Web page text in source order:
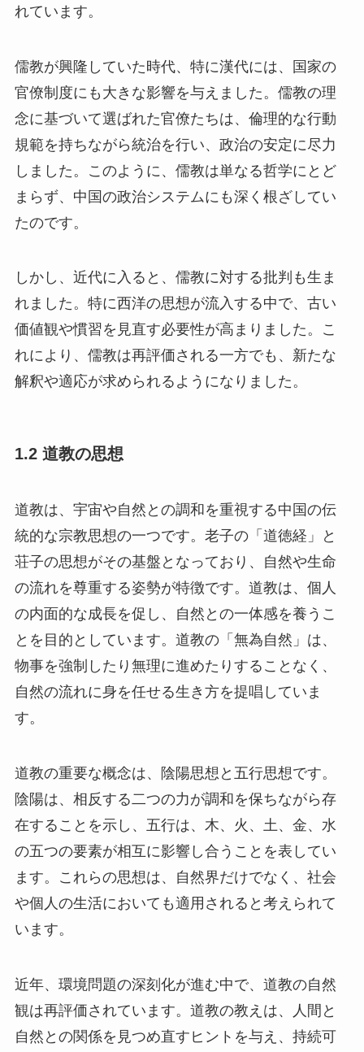
れています。
儒教が興隆していた時代、特に漢代には、国家の
官僚制度にも大きな影響を与えました。儒教の理
念に基づいて選ばれた官僚たちは、倫理的な行動
規範を持ちながら統治を行い、政治の安定に尽力
しました。このように、儒教は単なる哲学にとど
まらず、中国の政治システムにも深く根ざしてい
たのです。
しかし、近代に入ると、儒教に対する批判も生ま
れました。特に西洋の思想が流入する中で、古い
価値観や慣習を見直す必要性が高まりました。こ
れにより、儒教は再評価される一方でも、新たな
解釈や適応が求められるようになりました。
1.2 道教の思想
道教は、宇宙や自然との調和を重視する中国の伝
統的な宗教思想の一つです。老子の「道徳経」と
荘子の思想がその基盤となっており、自然や生命
の流れを尊重する姿勢が特徴です。道教は、個人
の内面的な成長を促し、自然との一体感を養うこ
とを目的としています。道教の「無為自然」は、
物事を強制したり無理に進めたりすることなく、
自然の流れに身を任せる生き方を提唱していま
す。
道教の重要な概念は、陰陽思想と五行思想です。
陰陽は、相反する二つの力が調和を保ちながら存
在することを示し、五行は、木、火、土、金、水
の五つの要素が相互に影響し合うことを表してい
ます。これらの思想は、自然界だけでなく、社会
や個人の生活においても適用されると考えられて
います。
近年、環境問題の深刻化が進む中で、道教の自然
観は再評価されています。道教の教えは、人間と
自然との関係を見つめ直すヒントを与え、持続可